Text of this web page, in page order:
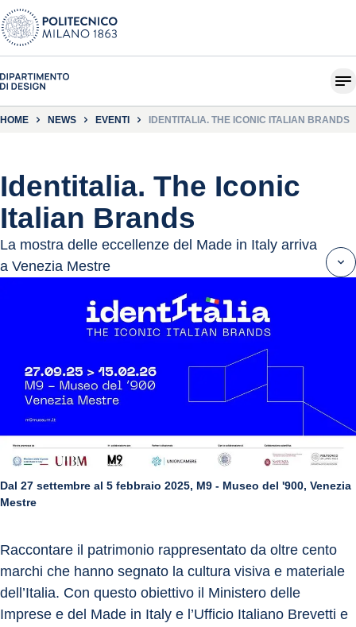
HOME NEWS EVENTI IDENTITALIA. THE ICONIC ITALIAN BRANDS
Identitalia. The Iconic
Italian Brands
La mostra delle eccellenze del Made in Italy arriva
a Venezia Mestre
Dal 27 settembre al 5 febbraio 2025, M9 - Museo del '900, Venezia
Mestre
Raccontare il patrimonio rappresentato da oltre cento
marchi che hanno segnato la cultura visiva e materiale
dell’Italia. Con questo obiettivo il Ministero delle
Imprese e del Made in Italy e l’Ufficio Italiano Brevetti e